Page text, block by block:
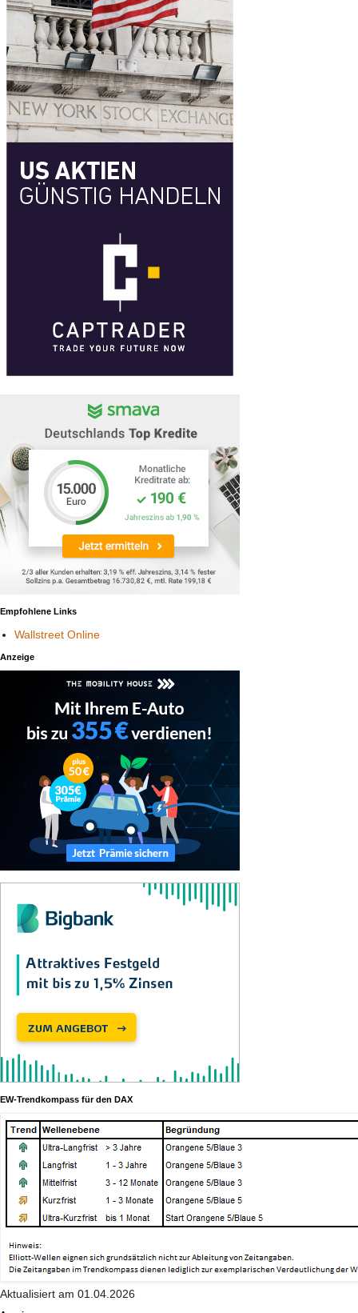
Empfohlene Links
Wallstreet Online
Anzeige
EW-Trendkompass für den DAX
Aktualisiert am 01.04.2026